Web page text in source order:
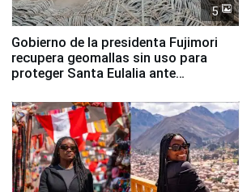
5
Gobierno de la presidenta Fujimori
recupera geomallas sin uso para
proteger Santa Eulalia ante